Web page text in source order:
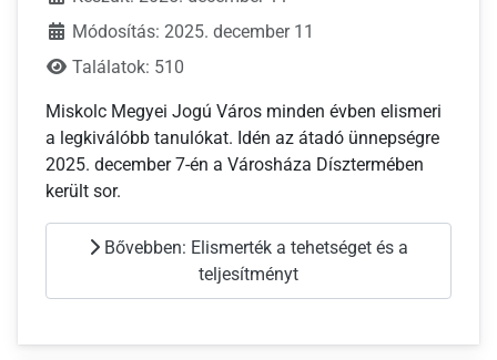
Módosítás: 2025. december 11
Találatok: 510
Miskolc Megyei Jogú Város minden évben elismeri
a legkiválóbb tanulókat. Idén az átadó ünnepségre
2025. december 7-én a Városháza Dísztermében
került sor.
Bővebben: Elismerték a tehetséget és a
teljesítményt